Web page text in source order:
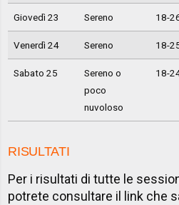
Giovedì 23 Sereno 18-
Venerdì 24 Sereno 18-
Sabato 25
Sereno o
poco
nuvoloso
18-
RISULTATI
Per i risultati di tutte le
potrete consultare il link che